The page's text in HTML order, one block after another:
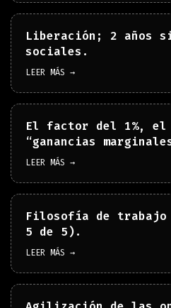
Liberación; 2 años
sociales.
LEER MÁS →
El factor del 1%, el
“ganancias
LEER MÁS →
Filosofía de trabajo
5 de 5).
LEER MÁS →